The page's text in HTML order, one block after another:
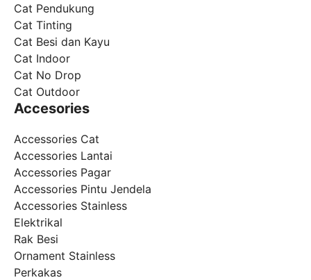
Cat Pendukung
Cat Tinting
Cat Besi dan Kayu
Cat Indoor
Cat No Drop
Cat Outdoor
Accesories
Accessories Cat
Accessories Lantai
Accessories Pagar
Accessories Pintu Jendela
Accessories Stainless
Elektrikal
Rak Besi
Ornament Stainless
Perkakas